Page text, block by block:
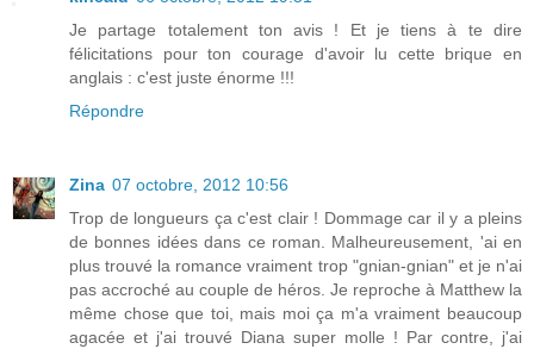
Je partage totalement ton avis ! Et je tiens à te dire
félicitations pour ton courage d'avoir lu cette brique en
anglais : c'est juste énorme !!!
Répondre
Zina 07 octobre, 2012 10:56
Trop de longueurs ça c'est clair ! Dommage car il y a pleins
de bonnes idées dans ce roman. Malheureusement, 'ai en
plus trouvé la romance vraiment trop "gnian-gnian" et je n'ai
pas accroché au couple de héros. Je reproche à Matthew la
même chose que toi, mais moi ça m'a vraiment beaucoup
agacée et j'ai trouvé Diana super molle ! Par contre, j'ai